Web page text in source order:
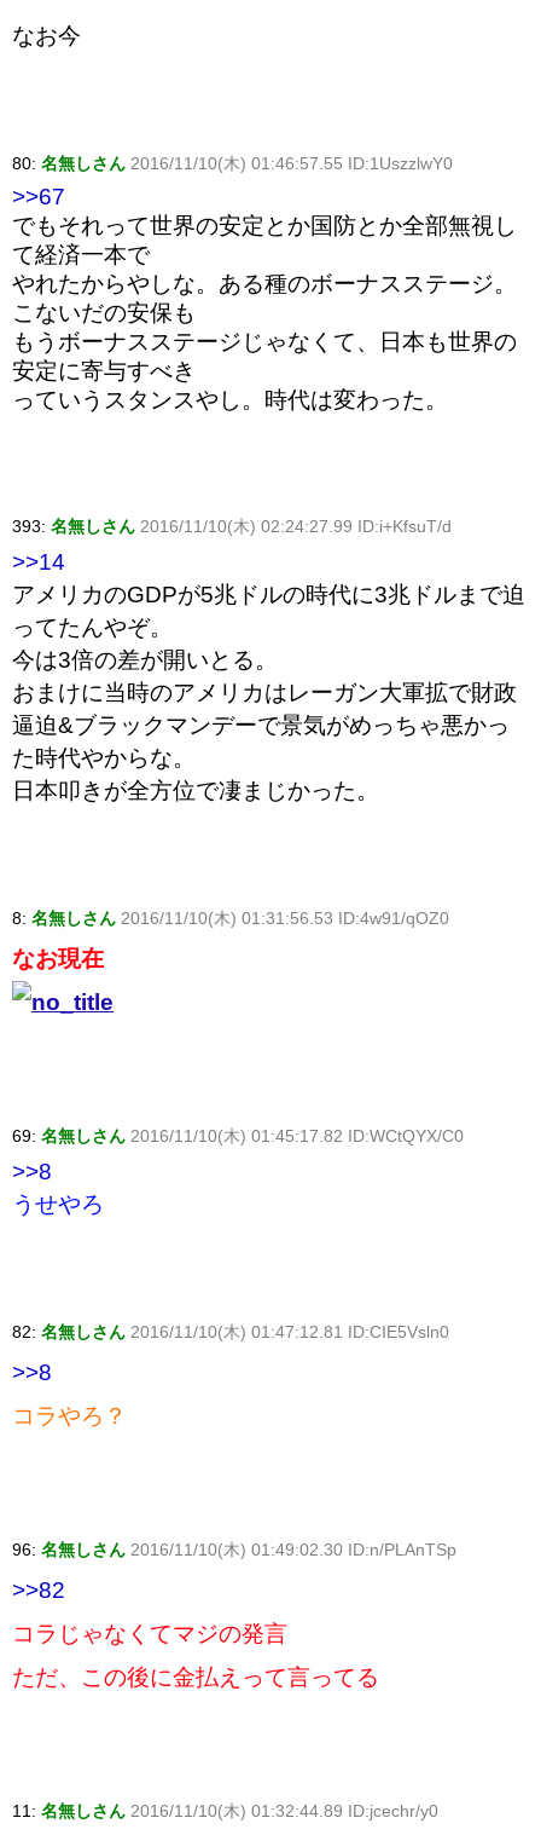
なお今
80: 名無しさん 2016/11/10(木) 01:46:57.55 ID:1UszzlwY0
>>67
でもそれって世界の安定とか国防とか全部無視し
て経済一本で
やれたからやしな。ある種のボーナスステージ。
こないだの安保も
もうボーナスステージじゃなくて、日本も世界の
安定に寄与すべき
っていうスタンスやし。時代は変わった。
393: 名無しさん 2016/11/10(木) 02:24:27.99 ID:i+KfsuT/d
>>14
アメリカのGDPが5兆ドルの時代に3兆ドルまで迫
ってたんやぞ。
今は3倍の差が開いとる。
おまけに当時のアメリカはレーガン大軍拡で財政
逼迫&ブラックマンデーで景気がめっちゃ悪かっ
た時代やからな。
日本叩きが全方位で凄まじかった。
8: 名無しさん 2016/11/10(木) 01:31:56.53 ID:4w91/qOZ0
なお現在
69: 名無しさん 2016/11/10(木) 01:45:17.82 ID:WCtQYX/C0
>>8
うせやろ
82: 名無しさん 2016/11/10(木) 01:47:12.81 ID:CIE5Vsln0
>>8
コラやろ？
96: 名無しさん 2016/11/10(木) 01:49:02.30 ID:n/PLAnTSp
>>82
コラじゃなくてマジの発言
ただ、この後に金払えって言ってる
11: 名無しさん 2016/11/10(木) 01:32:44.89 ID:jcechr/y0